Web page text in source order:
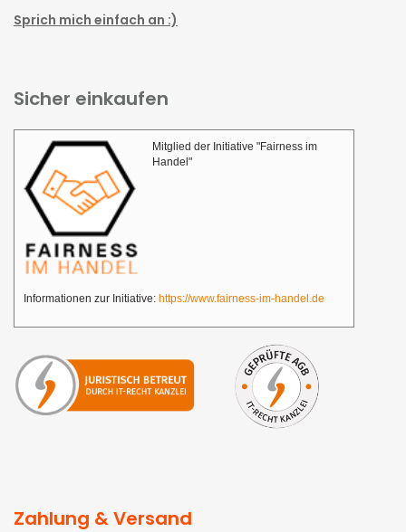
Sprich mich einfach an :)
Sicher einkaufen
Mitglied der Initiative "Fairness im
Handel"
Informationen zur Initiative: https://www.fairness-im-handel.de
Zahlung & Versand